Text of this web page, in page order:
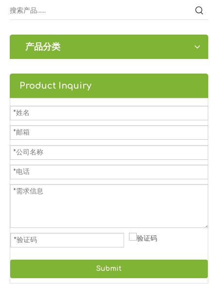
产品分类
Product Inquiry
Submit